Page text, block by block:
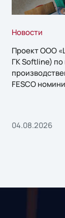
Новости
Проект ООО
ГК Softline)
FESCO
04.08.2026